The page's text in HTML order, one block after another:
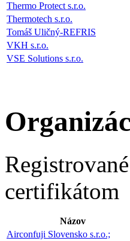
Thermo Protect s.r.o.
Thermotech s.r.o.
Tomáš Uličný-REFRIS
VKH s.r.o.
VSE Solutions s.r.o.
certifikátom
Názov
Airconfuji Slovensko s.r.o.;